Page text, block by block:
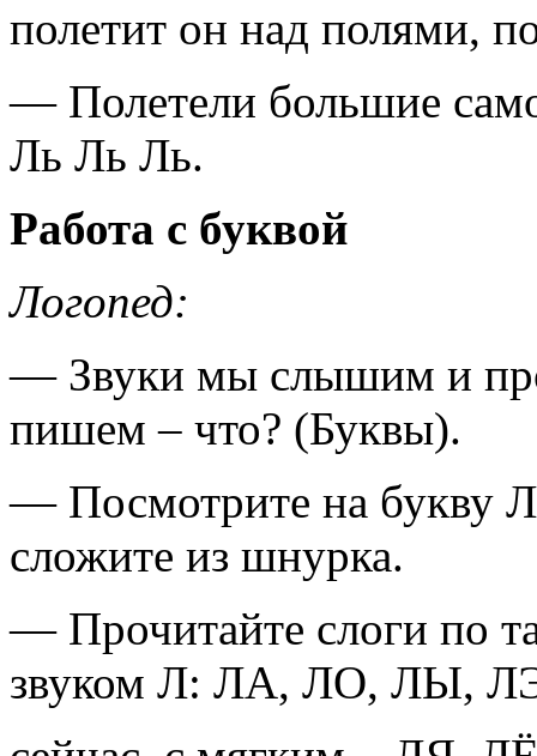
полетит он над полями,
— Полетели большие
Ль Ль Ль.
Работа с буквой
Логопед:
— Звуки мы слышим и
пишем – что? (Буквы).
— Посмотрите на букву
сложите из шнурка.
— Прочитайте слоги по
звуком Л: ЛА, ЛО, ЛЫ,